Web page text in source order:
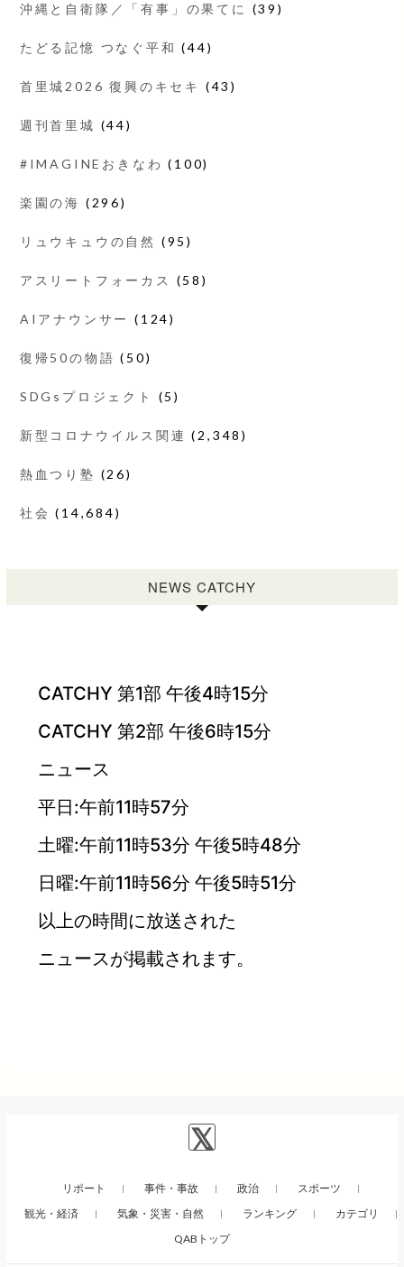
沖縄と自衛隊／「有事」の果てに (39)
たどる記憶 つなぐ平和 (44)
首里城2026 復興のキセキ (43)
週刊首里城 (44)
#IMAGINEおきなわ (100)
楽園の海 (296)
リュウキュウの自然 (95)
アスリートフォーカス (58)
AIアナウンサー (124)
復帰50の物語 (50)
SDGsプロジェクト (5)
新型コロナウイルス関連 (2,348)
熱血つり塾 (26)
社会 (14,684)
NEWS CATCHY
CATCHY 第1部 午後4時15分
CATCHY 第2部 午後6時15分
ニュース
平日:午前11時57分
土曜:午前11時53分 午後5時48分
日曜:午前11時56分 午後5時51分
以上の時間に放送された
ニュースが掲載されます。
リポート 事件・事故 政治
スポーツ
観光・経済
気象・災害・自然 ランキング
カテゴリ
QABトップ